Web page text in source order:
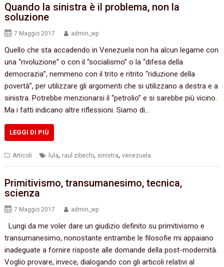
Quando la sinistra è il problema, non la
soluzione
7 Maggio 2017 admin_wp
Quello che sta accadendo in Venezuela non ha alcun legame con
una “rivoluzione” o con il “socialismo” o la “difesa della
democrazia”, nemmeno con il trito e ritrito “riduzione della
povertà”, per utilizzare gli argomenti che si utilizzano a destra e a
sinistra. Potrebbe menzionarsi il “petrolio” e si sarebbe più vicino.
Ma i fatti indicano altre riflessioni. Siamo di…
LEGGI DI PIÙ
Articoli lula, raul zibechi, sinistra,venezuela
Primitivismo, transumanesimo, tecnica,
scienza
7 Maggio 2017 admin_wp
Lungi da me voler dare un giudizio definito su primitivismo e
transumanesimo, nonostante entrambe le filosofie mi appaiano
inadeguate a fornire risposte alle domande della post-modernità.
Voglio provare, invece, dialogando con gli articoli relativi al